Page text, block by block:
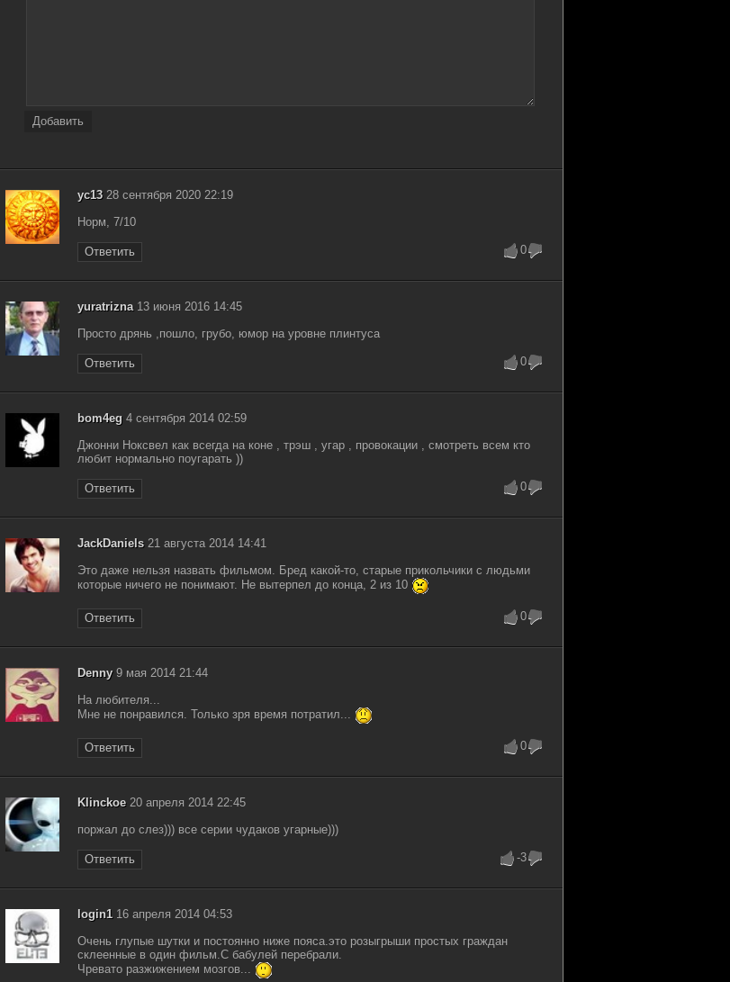
Добавить
yc1328 сентября 2020 22:19
Норм, 7/10
Ответить 0
yuratrizna13 июня 2016 14:45
Просто дрянь ,пошло, грубо, юмор на уровне плинтуса
Ответить 0
bom4eg 4 сентября 2014 02:59
Джонни Ноксвел как всегда на коне , трэш , угар , провокации , смотреть всем кто
любит нормально поугарать ))
Ответить 0
JackDaniels21 августа 2014 14:41
Это даже нельзя назвать фильмом. Бред какой-то, старые прикольчики с людьми
которые ничего не понимают. Не вытерпел до конца, 2 из 10
Ответить 0
Denny9 мая 2014 21:44
На любителя...
Мне не понравился. Только зря время потратил...
Ответить 0
Klinckoe20 апреля 2014 22:45
поржал до слез))) все серии чудаков угарные)))
Ответить -3
login1 16 апреля 2014 04:53
Очень глупые шутки и постоянно ниже пояса.это розыгрыши простых граждан
склеенные в один фильм.С бабулей перебрали.
Чревато разжижением мозгов...